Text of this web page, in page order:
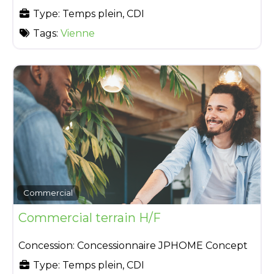
Type: Temps plein, CDI
Tags: Vienne
Commercial
Commercial terrain H/F
Concession: Concessionnaire JPHOME Concept
Type: Temps plein, CDI